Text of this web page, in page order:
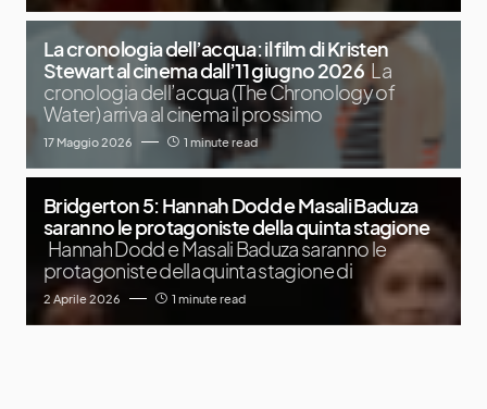
La cronologia dell’acqua: il film di Kristen
Stewart al cinema dall’11 giugno 2026 La
cronologia dell’acqua (The Chronology of
Water) arriva al cinema il prossimo
17 Maggio 2026 1 minute read
Bridgerton 5: Hannah Dodd e Masali Baduza
saranno le protagoniste della quinta stagione
Hannah Dodd e Masali Baduza saranno le
protagoniste della quinta stagione di
2 Aprile 2026 1 minute read